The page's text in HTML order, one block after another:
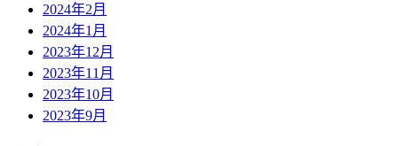
2024年2月
2024年1月
2023年12月
2023年11月
2023年10月
2023年9月